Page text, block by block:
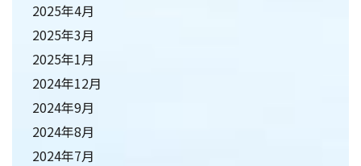
2025年4月
2025年3月
2025年1月
2024年12月
2024年9月
2024年8月
2024年7月